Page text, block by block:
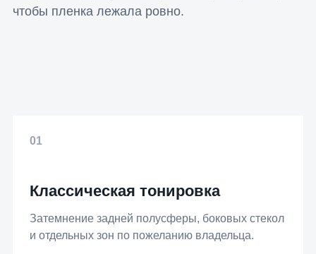
чтобы пленка лежала ровно.
01
Классическая тонировка
Затемнение задней полусферы, боковых стекол
и отдельных зон по пожеланию владельца.